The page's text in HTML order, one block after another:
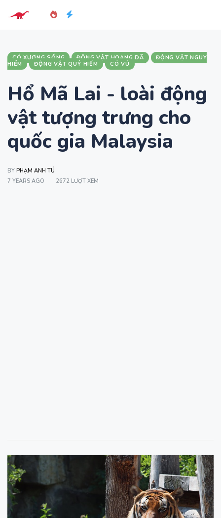
CÓ XƯƠNG SỐNG ĐỘNG VẬT HOANG DÃ
ĐỘNG VẬT NGUY
HIỂM
ĐỘNG VẬT QUÝ HIẾM CÓ VÚ
Hổ Mã Lai - loài động
vật tượng trưng cho
quốc gia Malaysia
BY PHẠM ANH TÚ
7 YEARS AGO
2672 LƯỢT XEM